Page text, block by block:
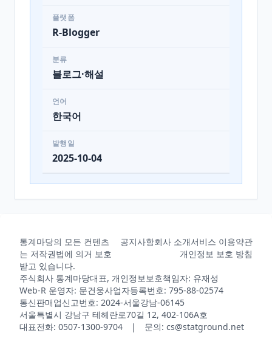
플랫폼
R-Blogger
분류
블로그·해설
언어
한국어
발행일
2025-10-04
통계마당의 모든 컨텐츠
는 저작권법에 의거 보호
받고 있습니다.
공지사항회사 소개서비스 이용약관
개인정보 보호 방침
주식회사 통계마당대표, 개인정보보호책임자: 유재성
Web-R 운영자: 문건웅사업자등록번호: 795-88-02574
통신판매업신고번호: 2024-서울강남-06145
서울특별시 강남구 테헤란로70길 12, 402-106A호
대표전화: 0507-1300-9704 | 문의: cs@statground.net